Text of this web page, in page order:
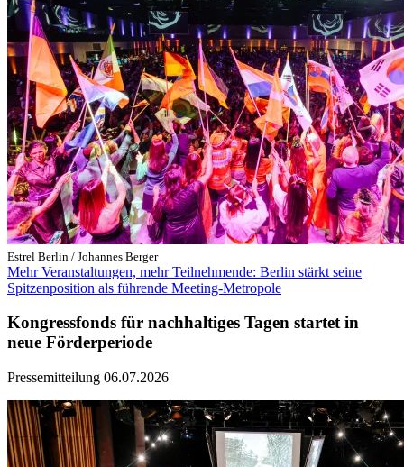
Estrel Berlin / Johannes Berger
Mehr Veranstaltungen, mehr Teilnehmende: Berlin stärkt seine
Spitzenposition als führende Meeting-Metropole
Kongressfonds für nachhaltiges Tagen startet in
neue Förderperiode
Pressemitteilung 06.07.2026